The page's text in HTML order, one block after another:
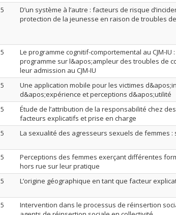
D’un système à l’autre : facteurs de risque
protection de la jeunesse en raison de troubles
Le programme cognitif-comportemental au CJM-
programme sur l&apos;ampleur des troubles de
leur admission au CJM-IU
Une application mobile pour les victimes
d&apos;expérience et perceptions d&apos;utilité
Étude de l’attribution de la responsabilité chez
facteurs explicatifs et prise en charge
La sexualité des agresseurs sexuels de femmes
Perceptions des femmes exerçant différentes
hors rue sur leur pratique
L’origine géographique en tant que facteur
Intervention dans le processus de réinsertion